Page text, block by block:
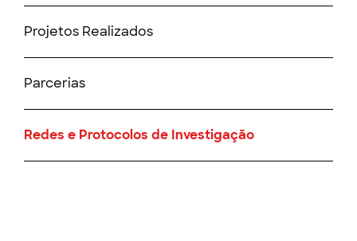
Projetos Realizados
Parcerias
Redes e Protocolos de Investigação